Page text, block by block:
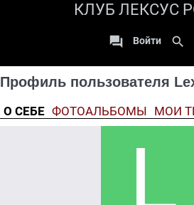
КЛУБ ЛЕКСУС
 Войти search
Профиль пользователя
О СЕБЕ ФОТОАЛЬБОМЫ МОИ